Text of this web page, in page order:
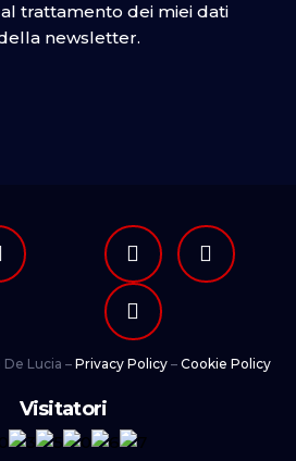
trattamento dei miei dati
newsletter.
Lucia – Privacy Policy– Cookie Policy
Visitatori